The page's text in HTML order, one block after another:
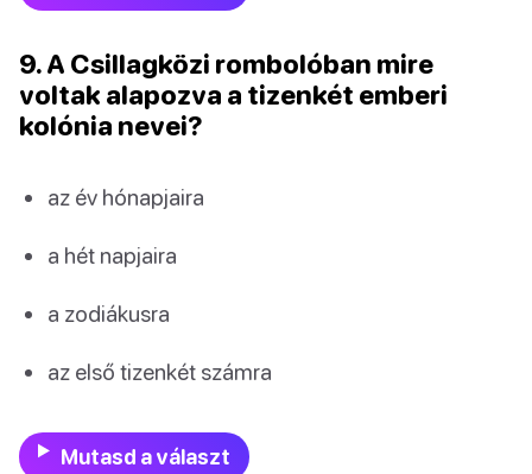
9. A Csillagközi rombolóban mire
voltak alapozva a tizenkét emberi
kolónia nevei?
az év hónapjaira
a hét napjaira
a zodiákusra
az első tizenkét számra
Mutasd a választ